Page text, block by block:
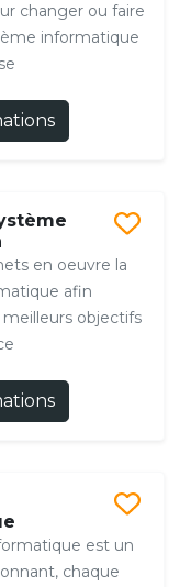
changer ou faire
informatique
en oeuvre la
afin
meilleurs objectifs
est un
chaque